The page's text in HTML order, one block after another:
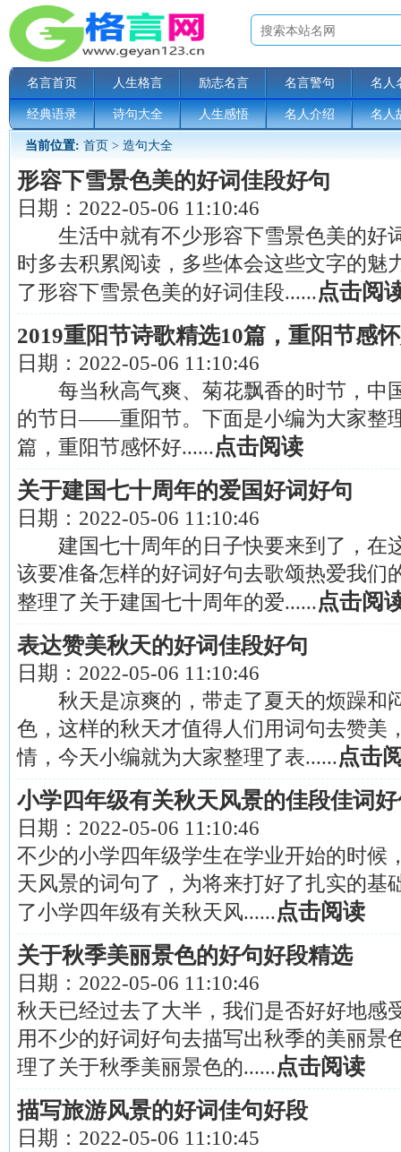
名言首页 人生格言 励志名言 名言警句 名人
经典语录 诗句大全 人生感悟 名人介绍 名人
当前位置: 首页 > 造句大全
形容下雪景色美的好词佳段好句
日期： 2022-05-06 11:10:46
生活中就有不少形容下雪景色美的好
时多去积累阅读，多些体会这些文字的魅
了形容下雪景色美的好词佳段......点击阅
2019重阳节诗歌精选10篇，重阳节感
日期： 2022-05-06 11:10:46
每当秋高气爽、菊花飘香的时节，中
的节日——重阳节。下面是小编为大家整
篇，重阳节感怀好......点击阅读
关于建国七十周年的爱国好词好句
日期： 2022-05-06 11:10:46
建国七十周年的日子快要来到了，在
该要准备怎样的好词好句去歌颂热爱我们
整理了关于建国七十周年的爱......点击阅
表达赞美秋天的好词佳段好句
日期： 2022-05-06 11:10:46
秋天是凉爽的，带走了夏天的烦躁和
色，这样的秋天才值得人们用词句去赞美
情，今天小编就为大家整理了表......点击
小学四年级有关秋天风景的佳段佳词
日期： 2022-05-06 11:10:46
不少的小学四年级学生在学业开始的时候
天风景的词句了，为将来打好了扎实的基
了小学四年级有关秋天风......点击阅读
关于秋季美丽景色的好句好段精选
日期： 2022-05-06 11:10:46
秋天已经过去了大半，我们是否好好地感
用不少的好词好句去描写出秋季的美丽景
理了关于秋季美丽景色的......点击阅读
描写旅游风景的好词佳句好段
日期： 2022-05-06 11:10:45